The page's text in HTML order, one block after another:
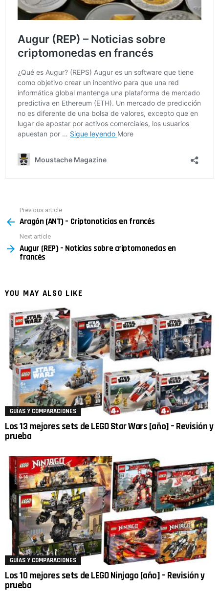
more
Previous article
Aragón (ANT) – Criptonoticias en francés
Next article
Augur (REP) – Noticias sobre criptomonedas en
francés
YOU MAY ALSO LIKE
GUÍAS Y COMPARACIONES
Los 13 mejores sets de LEGO Star Wars [año] – Revisión y
prueba
GUÍAS Y COMPARACIONES
Los 10 mejores sets de LEGO Ninjago [año] – Revisión y
prueba